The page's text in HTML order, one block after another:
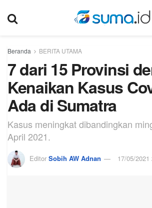
Beranda BERITA UTAMA
7 dari 15 Provinsi
Kenaikan Kasus
Ada di Sumatra
Kasus meningkat dibandingkan
April 2021.
Editor Sobih AW Adnan 17/05/2021